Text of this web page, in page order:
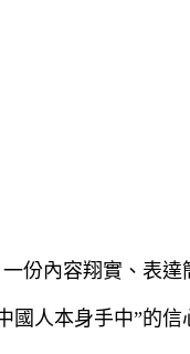
份內容翔實、表達
人本身手中”的